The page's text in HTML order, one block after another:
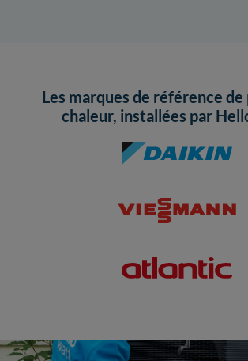
Les marques de référence de
chaleur, installées par